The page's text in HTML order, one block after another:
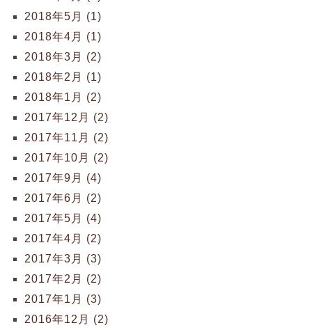
2018年5月 (1)
2018年4月 (1)
2018年3月 (2)
2018年2月 (1)
2018年1月 (2)
2017年12月 (2)
2017年11月 (2)
2017年10月 (2)
2017年9月 (4)
2017年6月 (2)
2017年5月 (4)
2017年4月 (2)
2017年3月 (3)
2017年2月 (2)
2017年1月 (3)
2016年12月 (2)